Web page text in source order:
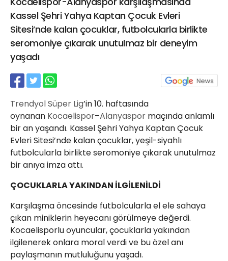
Kassel Şehri Yahya Kaptan Çocuk Evleri
Sitesi’nde kalan çocuklar, futbolcularla birlikte
seromoniye çıkarak unutulmaz bir deneyim
yaşadı
Trendyol Süper Lig’in 10. haftasında
oynanan Kocaelispor–Alanyaspor maçında anlamlı
bir an yaşandı. Kassel Şehri Yahya Kaptan Çocuk
Evleri Sitesi’nde kalan çocuklar, yeşil-siyahlı
futbolcularla birlikte seromoniye çıkarak unutulmaz
bir anıya imza attı.
ÇOCUKLARLA YAKINDAN İLGİLENİLDİ
Karşılaşma öncesinde futbolcularla el ele sahaya
çıkan miniklerin heyecanı görülmeye değerdi.
Kocaelisporlu oyuncular, çocuklarla yakından
ilgilenerek onlara moral verdi ve bu özel anı
paylaşmanın mutluluğunu yaşadı.
21 Gölcük
02624132333
haber@golcukpostasi.com